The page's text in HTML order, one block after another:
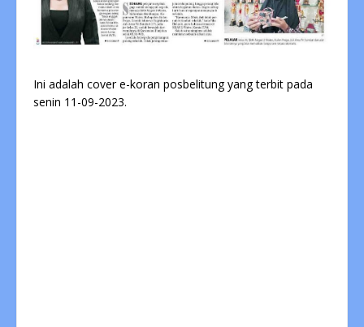
Ini adalah cover e-koran posbelitung yang terbit pada
senin 11-09-2023.